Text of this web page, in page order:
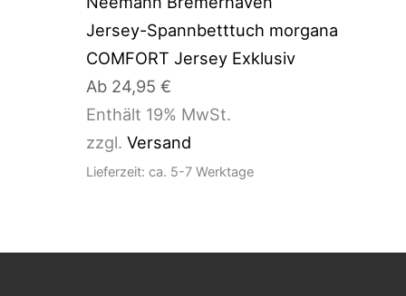
Jersey-Spannbetttuch morgana
COMFORT Jersey Exklusiv
Ab 24,95 €
Enthält 19% MwSt.
zzgl. Versand
Lieferzeit: ca. 5-7 Werktage